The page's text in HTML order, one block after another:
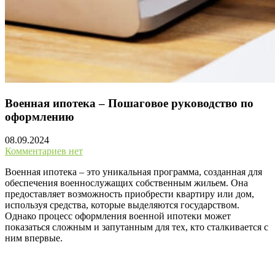
Военная ипотека – Пошаговое руководство по
оформлению
08.09.2024
Комментариев нет
Военная ипотека – это уникальная программа, созданная для
обеспечения военнослужащих собственным жильем. Она
предоставляет возможность приобрести квартиру или дом,
используя средства, которые выделяются государством.
Однако процесс оформления военной ипотеки может
показаться сложным и запутанным для тех, кто сталкивается с
ним впервые.